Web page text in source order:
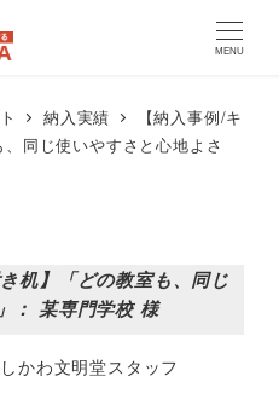
MENU
納入実績
【納入事例/キ
同じ使いやすさと心地よさ
机】「どの教室も、同じ
： 某専門学校 様
かわ文明堂スタッフ